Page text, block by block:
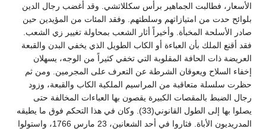
الأسعار، فطالبت الجماهير برأس سكللاتشي. وقد أغضب رجال الدين
بلوائح حدت من امتيازاتهم وسلطتهم. وفقد المئات من المؤيدين حين
صادر الأسلحة المخبأة. وأخيراً أثار الشعب بمحاولة تغيير زي الشعب.
فقد أقنع الملك بأن العباءة أو الكاب الطويل الذي يخفي البدن والقبعة
العريضة ذات الحافة المقلوبة التي تخفي كثيراً من الوجه، يسهلان
إخفاء السلاح ويعوقان الشرطة عن التعرف على المجرمين. ومن ثم
حظرت سلسلة متعاقبة من المراسيم الملكية الكاب والقبعة، وزود
رجال الضبط بالمقصات الكبيرة يقصون بها العباءات المخالفة حتى
يصلوا بها إلى الطول القانوني(33). وكان في هذا التحكم فوق ما يطيقه
المدريديون الأباة. فثاروا في أحد الشعانين، 23 مارس 1766، واستولوا